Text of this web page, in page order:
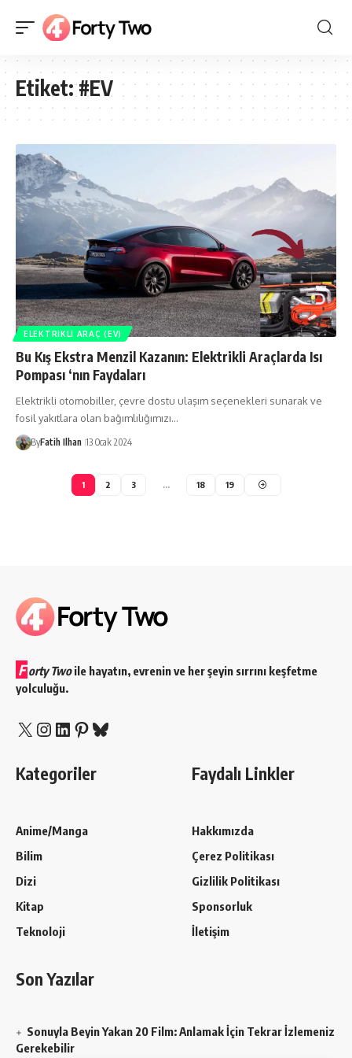
Etiket:#EV
ELEKTRIKLI ARAÇ (EV)
Bu Kış Ekstra Menzil Kazanın: Elektrikli Araçlarda Isı
Pompası ‘nın Faydaları
Elektrikli otomobiller, çevre dostu ulaşım seçenekleri sunarak ve
fosil yakıtlara olan bağımlılığımızı…
ByFatih Ilhan 13 Ocak 2024
1 2 3 … 18 19
F orty Twoile hayatın, evrenin ve her şeyin sırrını keşfetme
yolculuğu.
X Instagram
LinkedIn
Pinterest
Bluesky
Kategoriler
Anime/Manga
Bilim
Dizi
Kitap
Teknoloji
Faydalı Linkler
Hakkımızda
Çerez Politikası
Gizlilik Politikası
Sponsorluk
İletişim
Son Yazılar
Sonuyla Beyin Yakan 20 Film: Anlamak İçin Tekrar İzlemeniz
Gerekebilir